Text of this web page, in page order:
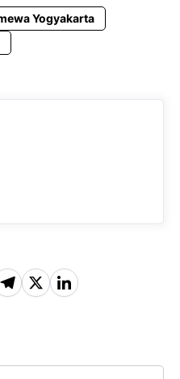
Yogyakarta
X Li
e